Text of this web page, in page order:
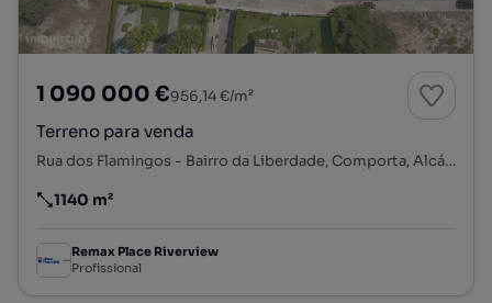
1 090 000 €956,14 €/m²
Terreno para venda
Rua dos Flamingos - Bairro da Liberdade, Comporta, Alcácer do Sal, Setúbal
Preço por metro quadrado
1140 m²
Remax Place Riverview
Profissional